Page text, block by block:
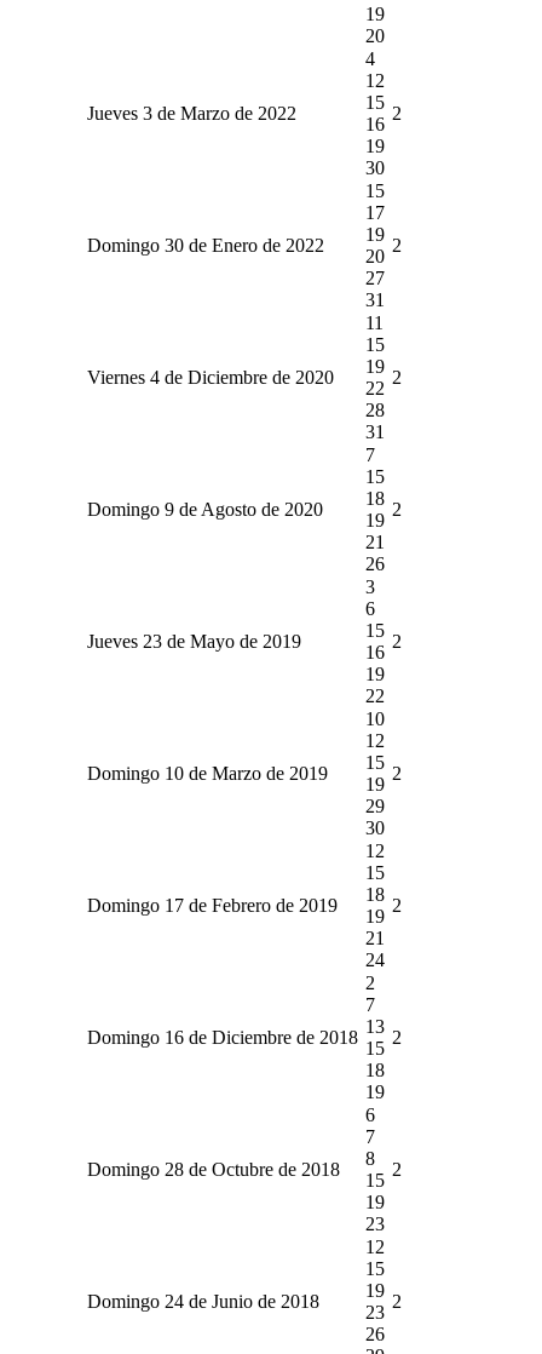
19
20
Jueves 3 de Marzo de 2022
4
12
15
16
19
30
2
Domingo 30 de Enero de 2022
15
17
19
20
27
31
2
Viernes 4 de Diciembre de 2020
11
15
19
22
28
31
2
Domingo 9 de Agosto de 2020
7
15
18
19
21
26
2
Jueves 23 de Mayo de 2019
3
6
15
16
19
22
2
Domingo 10 de Marzo de 2019
10
12
15
19
29
30
2
Domingo 17 de Febrero de 2019
12
15
18
19
21
24
2
Domingo 16 de Diciembre de 2018
2
7
13
15
18
19
2
Domingo 28 de Octubre de 2018
6
7
8
15
19
23
2
Domingo 24 de Junio de 2018
12
15
19
23
26
2